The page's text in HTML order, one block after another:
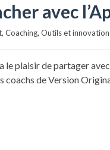
avec
, Coaching, Outils et
le plaisir de partager
coachs de Version